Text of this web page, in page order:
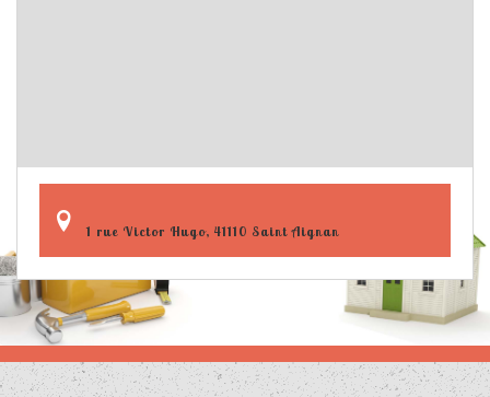
1 rue Victor Hugo, 41110 Saint Aignan